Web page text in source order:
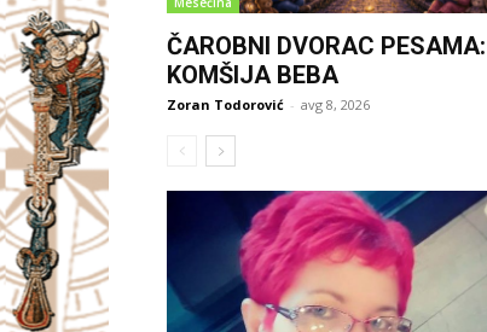
ČAROBNI DVORAC PESAMA:
KOMŠIJA BEBA
Zoran Todorović - avg 8, 2026